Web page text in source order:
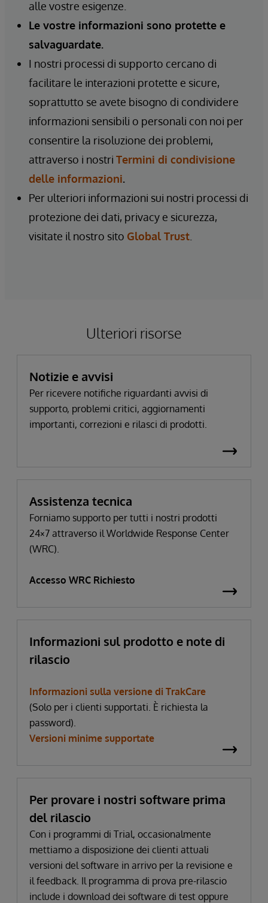
alle vostre esigenze.
Le vostre informazioni sono protette e
salvaguardate.
I nostri processi di supporto cercano di
facilitare le interazioni protette e sicure,
soprattutto se avete bisogno di condividere
informazioni sensibili o personali con noi per
consentire la risoluzione dei problemi,
attraverso i nostri Termini di condivisione
delle informazioni.
Per ulteriori informazioni sui nostri processi di
protezione dei dati, privacy e sicurezza,
visitate il nostro sito Global Trust
Ulteriori risorse
Notizie e avvisi
Per ricevere notifiche riguardanti avvisi di
supporto, problemi critici, aggiornamenti
importanti, correzioni e rilasci di prodotti.
Assistenza tecnica
Forniamo supporto per tutti i nostri prodotti
24×7 attraverso il Worldwide Response Center
(WRC).
Accesso WRC Richiesto
Informazioni sul prodotto e note di
rilascio
Informazioni sulla versione di TrakCare
(Solo per i clienti supportati. È richiesta la
password).
Versioni minime supportate
Per provare i nostri software prima
del rilascio
Con i programmi di Trial, occasionalmente
mettiamo a disposizione dei clienti attuali
versioni del software in arrivo per la revisione e
il feedback. Il programma di prova pre-rilascio
include i download dei software di test oppure